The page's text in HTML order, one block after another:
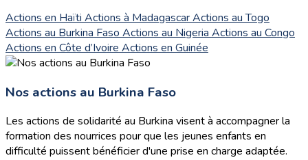
Actions en Haïti Actions à MadagascarActions au Togo
Actions au Burkina Faso Actions au Nigeria Actions au Congo
Actions en Côte d’Ivoire Actions en Guinée
Nos actions au Burkina Faso
Les actions de solidarité au Burkina visent à accompagner la
formation des nourrices pour que les jeunes enfants en
difficulté puissent bénéficier d'une prise en charge adaptée.